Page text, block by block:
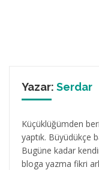
Yazar: Serdar
Küçüklüğümden
yaptık. Büyüdükçe
Bugüne kadar
bloga yazma fikri